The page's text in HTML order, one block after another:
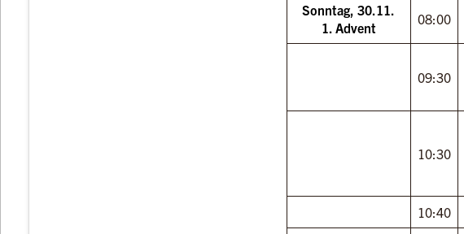
Sonntag, 30.11.
1. Advent
08:00
09:30
10:30
10:40